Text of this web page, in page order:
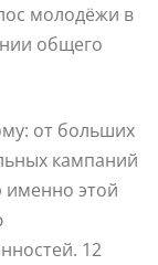
молодёжи в
общего
от больших
кампаний
именно этой
12